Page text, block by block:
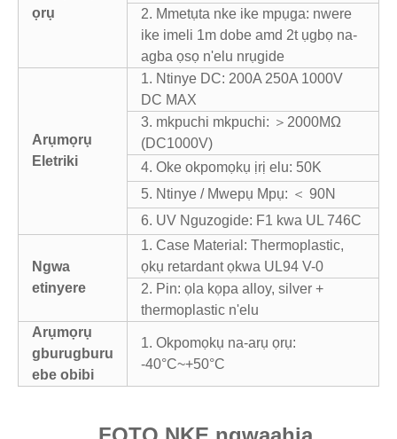
ọrụ
2. Mmetụta nke ike mpụga: nwere
ike imeli 1m dobe amd 2t ụgbọ na-
agba ọsọ n'elu nrụgide
Arụmọrụ
Eletriki
1. Ntinye DC: 200A 250A 1000V
DC MAX
3. mkpuchi mkpuchi: ＞2000MΩ
(DC1000V)
4. Oke okpomọkụ ịrị elu: 50K
5. Ntinye / Mwepụ Mpụ: ＜ 90N
6. UV Nguzogide: F1 kwa UL 746C
Ngwa
etinyere
1. Case Material: Thermoplastic,
ọkụ retardant ọkwa UL94 V-0
2. Pin: ọla kọpa alloy, silver +
thermoplastic n'elu
Arụmọrụ
gburugburu
ebe obibi
1. Okpomọkụ na-arụ ọrụ:
-40°C~+50°C